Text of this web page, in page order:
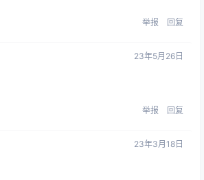
举报 回复
23年5月26日
举报 回复
23年3月18日